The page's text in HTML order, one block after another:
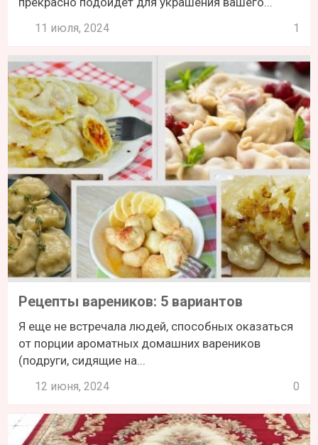
11 июля, 2024 1
Рецепты вареников: 5 вариантов
Я еще не встречала людей, способных оказаться
от порции ароматных домашних вареников
(подруги, сидящие на...
12 июня, 2024 0